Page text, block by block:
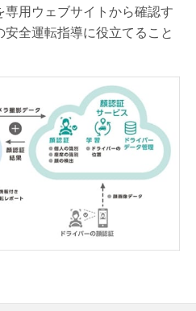
用ウェブサイトから確認す
全運転指導に役立てること